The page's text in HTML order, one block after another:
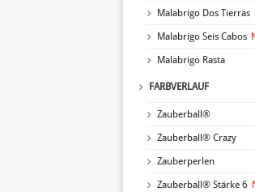
Malabrigo Dos Tierras
Malabrigo Seis Cabos
Malabrigo Rasta
FARBVERLAUF
Zauberball®
Zauberball® Crazy
Zauberperlen
Zauberball® Stärke 6